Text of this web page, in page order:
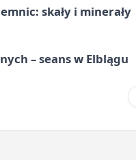
skały i minerały
– seans w Elblągu